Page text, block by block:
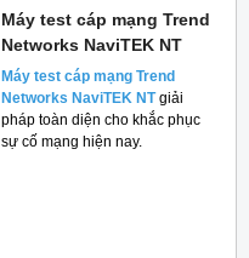
Máy test cáp mạng Trend
Networks NaviTEK NT
Máy test cáp mạng Trend
Networks NaviTEK NT giải
pháp toàn diện cho khắc phục
sự cố mạng hiện nay.